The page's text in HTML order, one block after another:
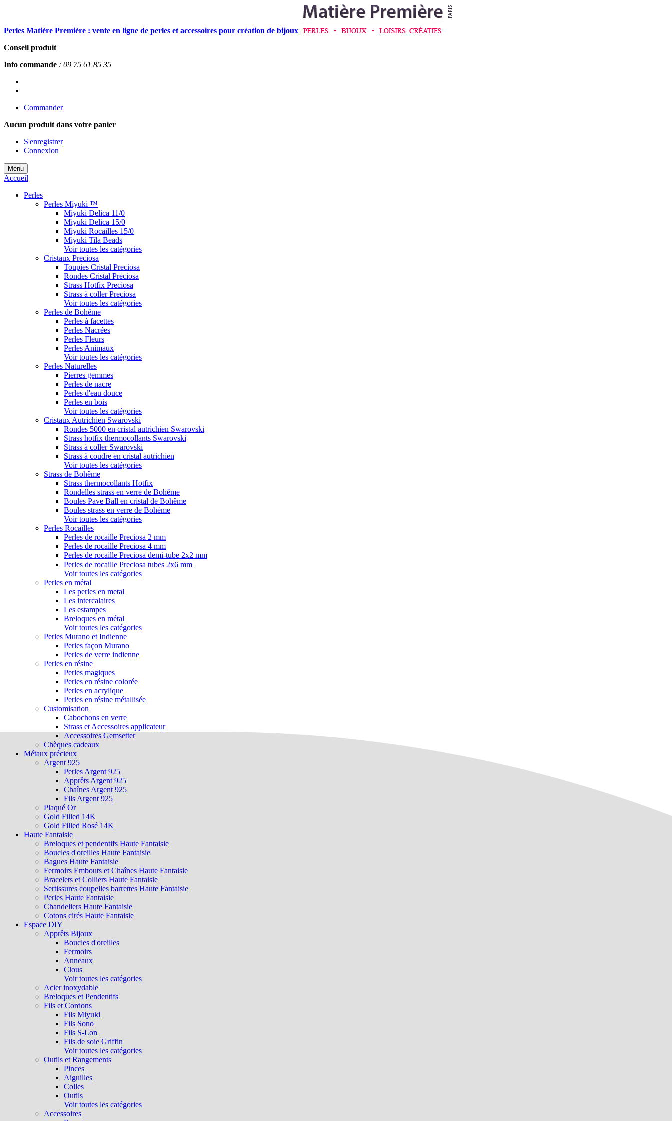
Perles Matière Première : vente en ligne de perles et accessoires pour création de bijoux
Conseil produit
Info commande : 09 75 61 85 35
Commander
Aucun produit dans votre panier
S'enregistrer
Connexion
Menu
Accueil
Perles
Perles Miyuki ™
Miyuki Delica 11/0
Miyuki Delica 15/0
Miyuki Rocailles 15/0
Miyuki Tila Beads
Voir toutes les catégories
Cristaux Preciosa
Toupies Cristal Preciosa
Rondes Cristal Preciosa
Strass Hotfix Preciosa
Strass à coller Preciosa
Voir toutes les catégories
Perles de Bohême
Perles à facettes
Perles Nacrées
Perles Fleurs
Perles Animaux
Voir toutes les catégories
Perles Naturelles
Pierres gemmes
Perles de nacre
Perles d'eau douce
Perles en bois
Voir toutes les catégories
Cristaux Autrichien Swarovski
Rondes 5000 en cristal autrichien Swarovski
Strass hotfix thermocollants Swarovski
Strass à coller Swarovski
Strass à coudre en cristal autrichien
Voir toutes les catégories
Strass de Bohême
Strass thermocollants Hotfix
Rondelles strass en verre de Bohême
Boules Pave Ball en cristal de Bohême
Boules strass en verre de Bohème
Voir toutes les catégories
Perles Rocailles
Perles de rocaille Preciosa 2 mm
Perles de rocaille Preciosa 4 mm
Perles de rocaille Preciosa demi-tube 2x2 mm
Perles de rocaille Preciosa tubes 2x6 mm
Voir toutes les catégories
Perles en métal
Les perles en metal
Les intercalaires
Les estampes
Breloques en métal
Voir toutes les catégories
Perles Murano et Indienne
Perles façon Murano
Perles de verre indienne
Perles en résine
Perles magiques
Perles en résine colorée
Perles en acrylique
Perles en résine métallisée
Customisation
Cabochons en verre
Strass et Accessoires applicateur
Accessoires Gemsetter
Chèques cadeaux
Métaux précieux
Argent 925
Perles Argent 925
Apprêts Argent 925
Chaînes Argent 925
Fils Argent 925
Plaqué Or
Gold Filled 14K
Gold Filled Rosé 14K
Haute Fantaisie
Breloques et pendentifs Haute Fantaisie
Boucles d'oreilles Haute Fantaisie
Bagues Haute Fantaisie
Fermoirs Embouts et Chaînes Haute Fantaisie
Bracelets et Colliers Haute Fantaisie
Sertissures coupelles barrettes Haute Fantaisie
Perles Haute Fantaisie
Chandeliers Haute Fantaisie
Cotons cirés Haute Fantaisie
Espace DIY
Apprêts Bijoux
Boucles d'oreilles
Fermoirs
Anneaux
Clous
Voir toutes les catégories
Acier inoxydable
Breloques et Pendentifs
Fils et Cordons
Fils Miyuki
Fils Sono
Fils S-Lon
Fils de soie Griffin
Voir toutes les catégories
Outils et Rangements
Pinces
Aiguilles
Colles
Outils
Voir toutes les catégories
Accessoires